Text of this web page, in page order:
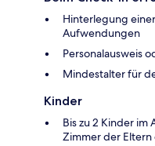
Hinterlegung
Aufwendungen
Personalausweis
Mindestalter für
Kinder
Bis zu 2 Kinder im
Zimmer der